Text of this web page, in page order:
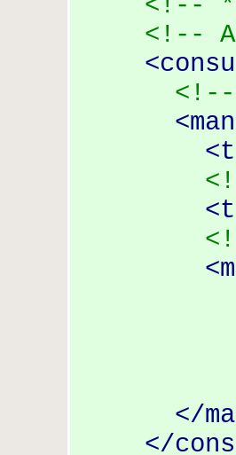
<!--
<
<!--
<
<
<
<
</
</